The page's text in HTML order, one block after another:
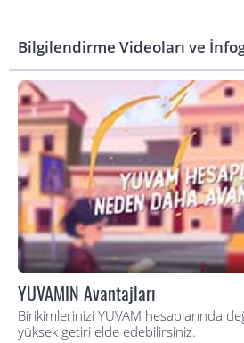
Bilgilendirme Videoları ve
YUVAMIN Avantajları
Birikimlerinizi YUVAM hesaplarında
yüksek getiri elde edebilirsiniz.